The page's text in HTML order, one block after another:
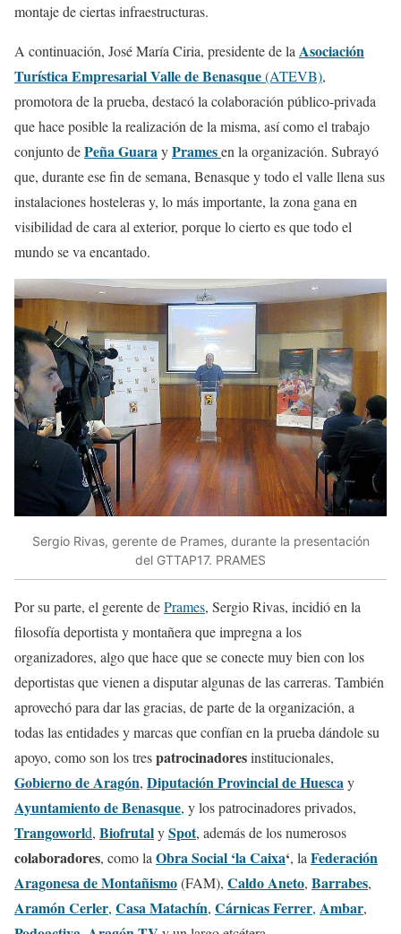
montaje de ciertas infraestructuras.
A continuación, José María Ciria, presidente de la Asociación
Turística Empresarial Valle de Benasque(ATEVB),
promotora de la prueba, destacó la colaboración público-privada
que hace posible la realización de la misma, así como el trabajo
conjunto dePeña GuarayPramesen la organización. Subrayó
que, durante ese fin de semana, Benasque y todo el valle llena sus
instalaciones hosteleras y, lo más importante, la zona gana en
visibilidad de cara al exterior, porque lo cierto es que todo el
mundo se va encantado.
Sergio Rivas, gerente de Prames, durante la presentación
del GTTAP17. PRAMES
Por su parte, el gerente dePrames, Sergio Rivas, incidió en la
filosofía deportista y montañera que impregna a los
organizadores, algo que hace que se conecte muy bien con los
deportistas que vienen a disputar algunas de las carreras. También
aprovechó para dar las gracias, de parte de la organización, a
todas las entidades y marcas que confían en la prueba dándole su
apoyo, como son los trespatrocinadoresinstitucionales,
Gobierno de Aragón, Diputación Provincial de Huescay
Ayuntamiento de Benasque, y los patrocinadores privados,
Trangoworld, BiofrutalySpot, además de los numerosos
colaboradores, como la Obra Social ‘la Caixa‘, la Federación
Aragonesa de Montañismo(FAM), Caldo Aneto, Barrabes,
Aramón Cerler, Casa Matachín, Cárnicas Ferrer, Ambar,